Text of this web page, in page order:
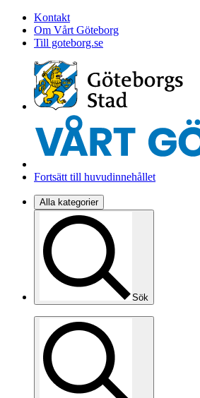
Kontakt
Om Vårt Göteborg
Till goteborg.se
Fortsätt till huvudinnehållet
Alla kategorier
Sök